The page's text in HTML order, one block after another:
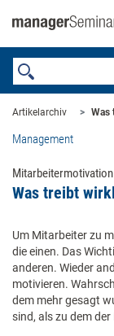
Artikelarchiv Was
Management
Mitarbeitermotivation
Was treibt
Um Mitarbeiter zu
die einen. Das
anderen. Wieder
motivieren.
dem mehr gesagt
sind, als zu dem